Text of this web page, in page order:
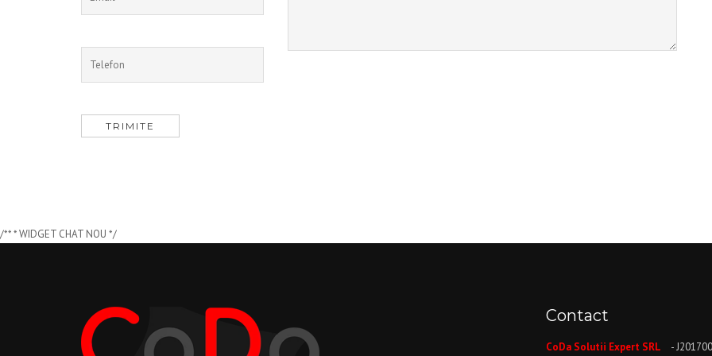
/** * WIDGET CHAT NOU */
Contact
CoDa Solutii Expert SRL -